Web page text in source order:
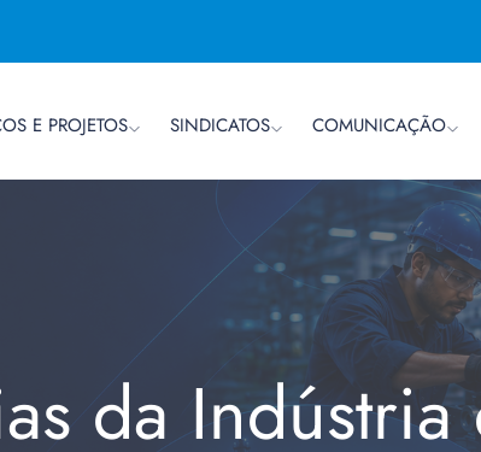
E PROJETOS SINDICATOS COMUNICAÇÃO
da